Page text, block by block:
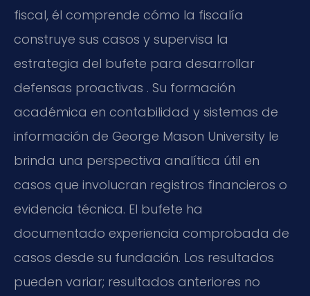
fiscal, él comprende cómo la fiscalía
construye sus casos y supervisa la
estrategia del bufete para desarrollar
defensas proactivas . Su formación
académica en contabilidad y sistemas de
información de George Mason University le
brinda una perspectiva analítica útil en
casos que involucran registros financieros o
evidencia técnica. El bufete ha
documentado experiencia comprobada de
casos desde su fundación. Los resultados
pueden variar; resultados anteriores no